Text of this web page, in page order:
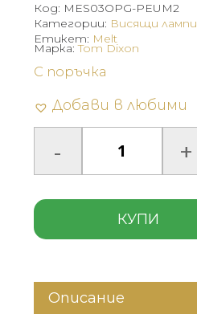
Код: MES03OPG-PEUM2
Категории: Висящи лампи
Етикет: Melt
С поръчка
Добави в любими
КУПИ
Марка:Tom Dixon
Описание